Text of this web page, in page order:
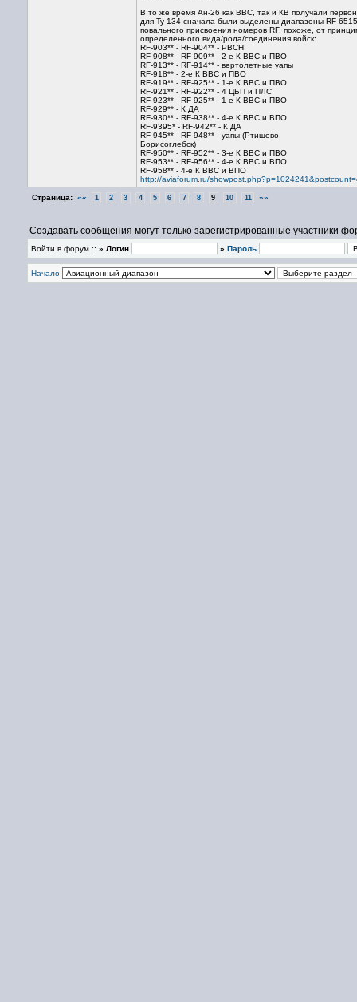
В то же время Ан-26 как ВВС, так и КВ получали
для Ту-134 сначала были выделены диапазоны RF-
повального присвоения номеров RF, похоже, от
определенного вида/рода/соединения войск:
RF-903** - RF-904** - РВСН
RF-908** - RF-909** - 2-е К ВВС и ПВО
RF-913** - RF-914** - вертолетные уапы
RF-918** - 2-е К ВВС и ПВО
RF-919** - RF-925** - 1-е К ВВС и ПВО
RF-921** - RF-922** - 4 ЦБП и ПЛС
RF-923** - RF-925** - 1-е К ВВС и ПВО
RF-929** - К ДА
RF-930** - RF-938** - 4-е К ВВС и ВПО
RF-9395* - RF-942** - К ДА
RF-945** - RF-948** - уапы (Ртищево,
Борисоглебск)
RF-950** - RF-952** - 3-е К ВВС и ПВО
RF-953** - RF-956** - 4-е К ВВС и ВПО
RF-958** - 4-е К ВВС и ВПО
http://aviaforum.ru/
Страница: «« 1 2 3 4 5 6 7 8 9 10 11 »»
Создавать сообщения могут только зарегистрированные участники
Войти в форум :: » Логин » Пароль
Начало